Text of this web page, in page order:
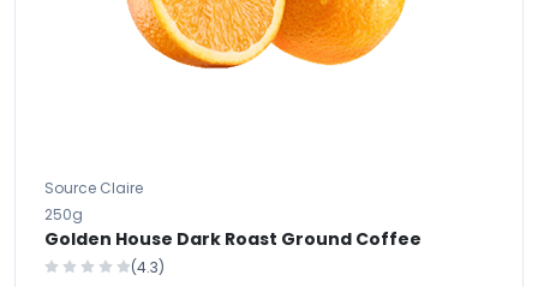
Source Claire
250g
Golden House Dark Roast Ground Coffee
(4.3)